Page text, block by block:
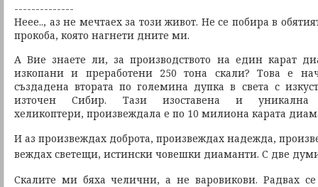
--------------
Неее.., аз не мечтаех за този живот. Не се побира в
прокоба, която нагнети дните ми.
А Вие знаете ли, за производството на един карат
изкопани и преработени 250 тона скали? Това е
създадена втората по големина дупка в света с
източен Сибир. Тази изоставена и
хеликоптери, произвеждала е по 10 милиона карата
И аз произвеждах доброта, произвеждах надежда,
веждах светещи, истински човешки диаманти. С две
Скалите ми бяха челични, а не варовикови. Радвах